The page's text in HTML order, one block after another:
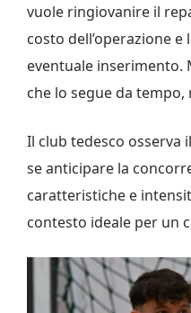
vuole ringiovanire il
costo dell’operazione
eventuale inserimento.
che lo segue da tempo,
Il club tedesco osserva
se anticipare la
caratteristiche e
contesto ideale per un